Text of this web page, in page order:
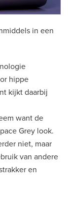
in een
hippe
kijkt daarbij
want de
Grey look.
niet, maar
van andere
en